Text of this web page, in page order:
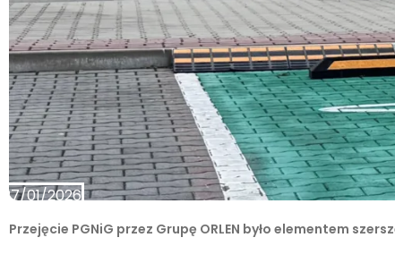
27/01/2026
Przejęcie PGNiG przez Grupę ORLEN było elementem